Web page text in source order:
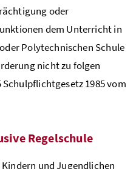
oder
dem Unterricht in
Polytechnischen Schule
nicht zu folgen
1985 vom
Regelschule
und Jugendlichen